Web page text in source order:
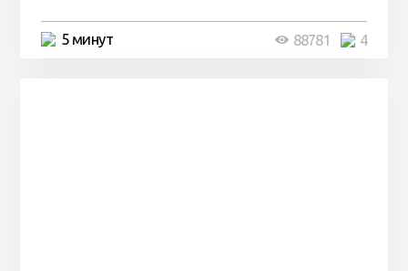
5 минут 4
88781